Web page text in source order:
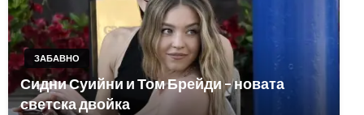
ЗАБАВНО
Сидни Суийни и Том Брейди – новата
светска двойка